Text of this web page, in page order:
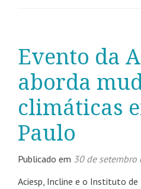
Evento da
aborda
climáticas
Paulo
Publicado em 30 de setembro
Aciesp, Incline e o Instituto de